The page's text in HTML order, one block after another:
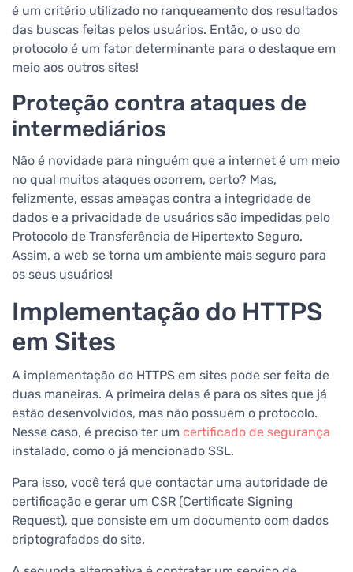
é um critério utilizado no ranqueamento dos resultados
das buscas feitas pelos usuários. Então, o uso do
protocolo é um fator determinante para o destaque em
meio aos outros sites!
Proteção contra ataques de
intermediários
Não é novidade para ninguém que a internet é um meio
no qual muitos ataques ocorrem, certo? Mas,
felizmente, essas ameaças contra a integridade de
dados e a privacidade de usuários são impedidas pelo
Protocolo de Transferência de Hipertexto Seguro.
Assim, a web se torna um ambiente mais seguro para
os seus usuários!
Implementação do HTTPS
em Sites
A implementação do HTTPS em sites pode ser feita de
duas maneiras. A primeira delas é para os sites que já
estão desenvolvidos, mas não possuem o protocolo.
Nesse caso, é preciso ter um certificado de segurança
instalado, como o já mencionado SSL.
Para isso, você terá que contactar uma autoridade de
certificação e gerar um CSR (Certificate Signing
Request), que consiste em um documento com dados
criptografados do site.